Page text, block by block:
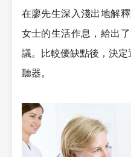
在廖先生深入淺出地解
女士的生活作息，給出
議。比較優缺點後，決定
聽器。